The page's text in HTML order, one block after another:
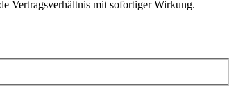
Vertragsverhältnis mit sofortiger Wirkung.